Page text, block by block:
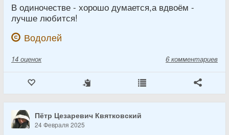
В одиночестве - хорошо думается,а вдвоём -
лучше любится!
Водолей
14 оценок 6 комментариев
Пётр Цезаревич Квятковский
24 Февраля 2025